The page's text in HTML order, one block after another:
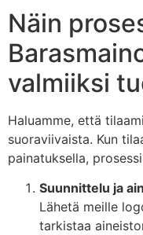
Näin
valmiiksi
Haluamme, että
suoraviivaista. Kun
painatuksella,
Suunnittelu ja
Lähetä meille
tarkistaa